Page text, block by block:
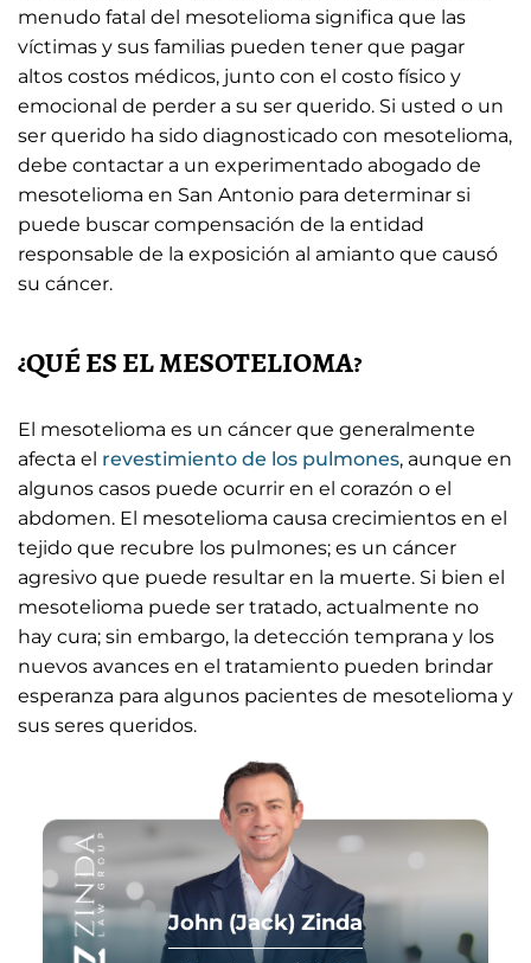
menudo fatal del mesotelioma significa que las
víctimas y sus familias pueden tener que pagar
altos costos médicos, junto con el costo físico y
emocional de perder a su ser querido. Si usted o un
ser querido ha sido diagnosticado con mesotelioma,
debe contactar a un experimentado abogado de
mesotelioma en San Antonio para determinar si
puede buscar compensación de la entidad
responsable de la exposición al amianto que causó
su cáncer.
¿QUÉ ES EL MESOTELIOMA?
El mesotelioma es un cáncer que generalmente
afecta el revestimiento de los pulmones, aunque en
algunos casos puede ocurrir en el corazón o el
abdomen. El mesotelioma causa crecimientos en el
tejido que recubre los pulmones; es un cáncer
agresivo que puede resultar en la muerte. Si bien el
mesotelioma puede ser tratado, actualmente no
hay cura; sin embargo, la detección temprana y los
nuevos avances en el tratamiento pueden brindar
esperanza para algunos pacientes de mesotelioma y
sus seres queridos.
John (Jack) Zinda